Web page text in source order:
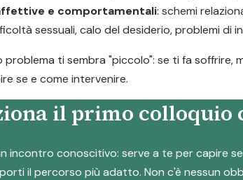
e comportamentali: schemi
sessuali, calo del desiderio, problemi di
problema ti sembra "piccolo": se ti fa
se e come intervenire.
il primo colloquio
incontro conoscitivo: serve a te per capire
il percorso più adatto. Non c'è nessun